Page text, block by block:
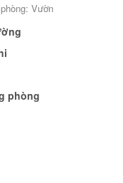
Lâm Đồng - 0972079279
(0 Đánh giá)
Vườn
phòng